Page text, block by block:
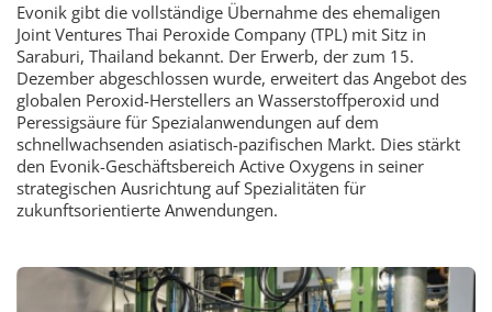
Evonik gibt die vollständige Übernahme des ehemaligen
Joint Ventures Thai Peroxide Company (TPL) mit Sitz in
Saraburi, Thailand bekannt. Der Erwerb, der zum 15.
Dezember abgeschlossen wurde, erweitert das Angebot des
globalen Peroxid-Herstellers an Wasserstoffperoxid und
Peressigsäure für Spezialanwendungen auf dem
schnellwachsenden asiatisch-pazifischen Markt. Dies stärkt
den Evonik-Geschäftsbereich Active Oxygens in seiner
strategischen Ausrichtung auf Spezialitäten für
zukunftsorientierte Anwendungen.